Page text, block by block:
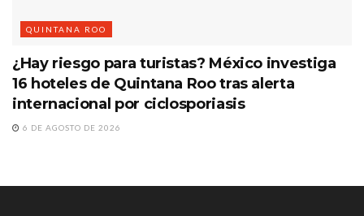
QUINTANA ROO
¿Hay riesgo para turistas? México investiga
16 hoteles de Quintana Roo tras alerta
internacional por ciclosporiasis
6 DE AGOSTO DE 2026